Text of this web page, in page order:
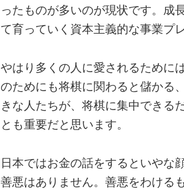
ったものが多いのが現状です。成
て育っていく資本主義的な事業プ
やはり多くの人に愛されるために
のためにも将棋に関わると儲かる
きな人たちが、将棋に集中できる
とも重要だと思います。
日本ではお金の話をするといやな
善悪はありません。善悪をわける